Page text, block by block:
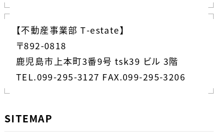
【不動産事業部 T-estate】
〒892-0818
鹿児島市上本町3番9号 tsk39 ビル 3階
TEL.099-295-3127 FAX.099-295-3206
SITEMAP